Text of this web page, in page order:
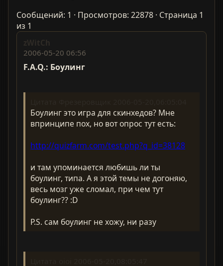
Сообщений: 1 · Просмотров: 22878 · Страница 1
из 1
zWitCh
2006-05-20 06:56
F.A.Q.: Боулинг
Боулинг это игра для скинхедов? Мне
впринципе пох, но вот опрос тут есть:
http://quizfarm.com/test.php?q_id=38128
и там упоминается любишь ли ты
боулинг, типа. А я этой темы не догоняю,
весь мозг уже сломал, при чем тут
боулинг?? :D
P.S. сам боулинг не хожу, ни разу